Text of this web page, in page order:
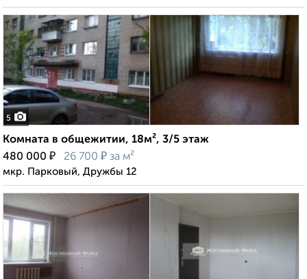
5
Комната в общежитии, 18м², 3/5 этаж
480 000 ₽ 26 700 ₽ за м²
мкр. Парковый, Дружбы 12